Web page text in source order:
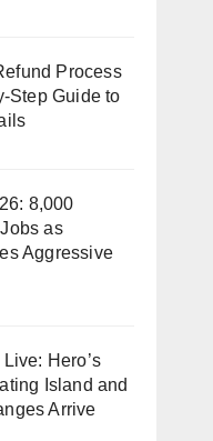
Process
Step Guide to
8,000
as
Aggressive
Hero’s
Island and
Arrive